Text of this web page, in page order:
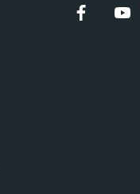
Facebook